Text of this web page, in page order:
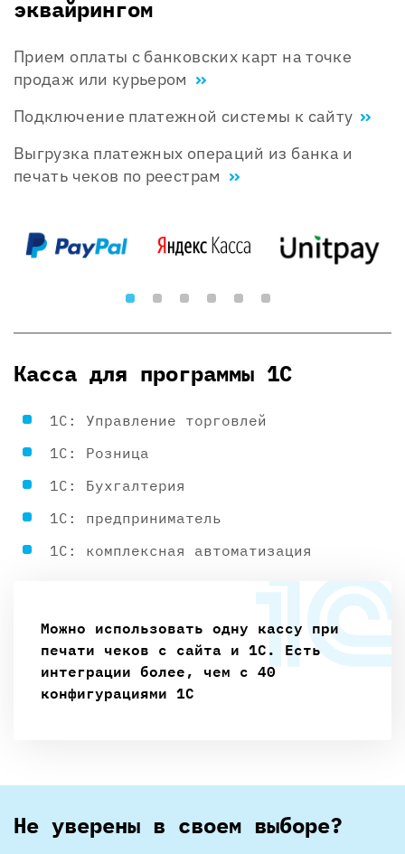
эквайрингом
Прием оплаты с банковских карт на точке
продаж или курьером
Подключение платежной системы к сайту
Выгрузка платежных операций из банка и
печать чеков по реестрам
Касса для программы 1С
1С: Управление торговлей
1С: Розница
1С: Бухгалтерия
1С: предприниматель
1С: комплексная автоматизация
Можно использовать одну кассу при
печати чеков с сайта и 1С. Есть
интеграции более, чем с 40
конфигурациями 1С
Не уверены в своем выборе?